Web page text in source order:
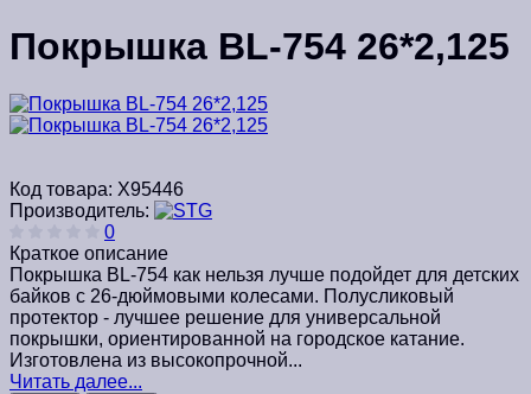
Покрышка BL-754 26*2,125
Код товара: Х95446
Производитель:
0
Краткое описание
Покрышка BL-754 как нельзя лучше подойдет для детских
байков с 26-дюймовыми колесами. Полусликовый
протектор - лучшее решение для универсальной
покрышки, ориентированной на городское катание.
Изготовлена из высокопрочной...
Читать далее...